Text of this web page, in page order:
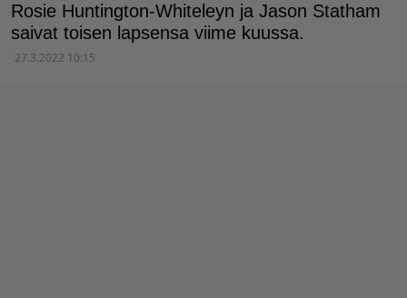
Rosie Huntington-Whiteleyn ja Jason Statham
saivat toisen lapsensa viime kuussa.
27.3.2022 10:15